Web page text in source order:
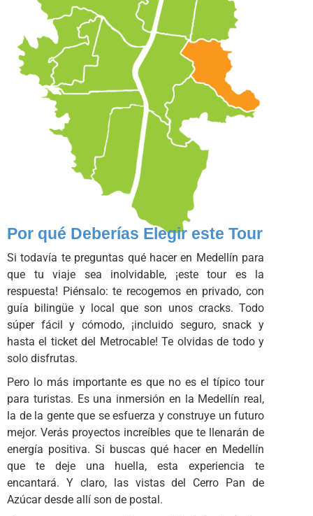
Por qué Deberías Elegir este Tour
Si todavía te preguntas qué hacer en Medellín para
que tu viaje sea inolvidable, ¡este tour es la
respuesta! Piénsalo: te recogemos en privado, con
guía bilingüe y local que son unos cracks. Todo
súper fácil y cómodo, ¡incluido seguro, snack y
hasta el ticket del Metrocable! Te olvidas de todo y
solo disfrutas.
Pero lo más importante es que no es el típico tour
para turistas. Es una inmersión en la Medellín real,
la de la gente que se esfuerza y construye un futuro
mejor. Verás proyectos increíbles que te llenarán de
energía positiva. Si buscas qué hacer en Medellín
que te deje una huella, esta experiencia te
encantará. Y claro, las vistas del Cerro Pan de
Azúcar desde allí son de postal.